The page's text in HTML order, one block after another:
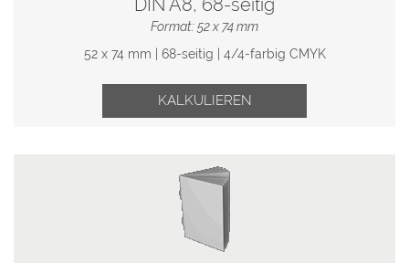
Format: 52 x 74 mm
52 x 74 mm | 68-seitig | 4/4-farbig CMYK
KALKULIEREN